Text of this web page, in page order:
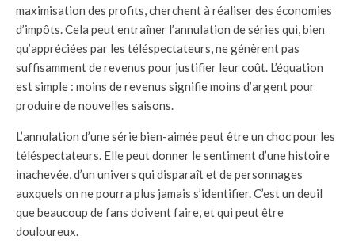
maximisation des profits, cherchent à réaliser des économies
d’impôts. Cela peut entraîner l’annulation de séries qui, bien
qu’appréciées par les téléspectateurs, ne génèrent pas
suffisamment de revenus pour justifier leur coût. L’équation
est simple : moins de revenus signifie moins d’argent pour
produire de nouvelles saisons.
L’annulation d’une série bien-aimée peut être un choc pour les
téléspectateurs. Elle peut donner le sentiment d’une histoire
inachevée, d’un univers qui disparaît et de personnages
auxquels on ne pourra plus jamais s’identifier. C’est un deuil
que beaucoup de fans doivent faire, et qui peut être
douloureux.